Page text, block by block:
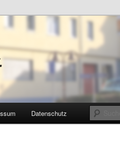
Delkenheim
Datenschutz